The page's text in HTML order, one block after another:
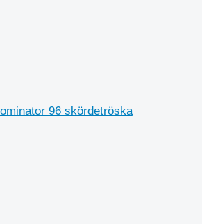
96 skördetröska